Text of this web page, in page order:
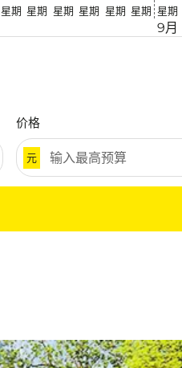
星期 星期 星期 星期 星期 星期 星期
9月
价格
元